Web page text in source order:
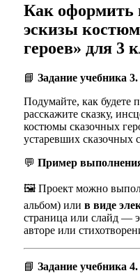
Как оформить
эскизы
героев» для 3
📘 Задание учебника 3.
Подумайте, как будете
расскажите сказку,
костюмы сказочных
устаревших сказочных
💬 Пример
🖼️ Проект можно
альбом) или в виде
страница или слайд —
авторе или
📘 Задание учебника 4.